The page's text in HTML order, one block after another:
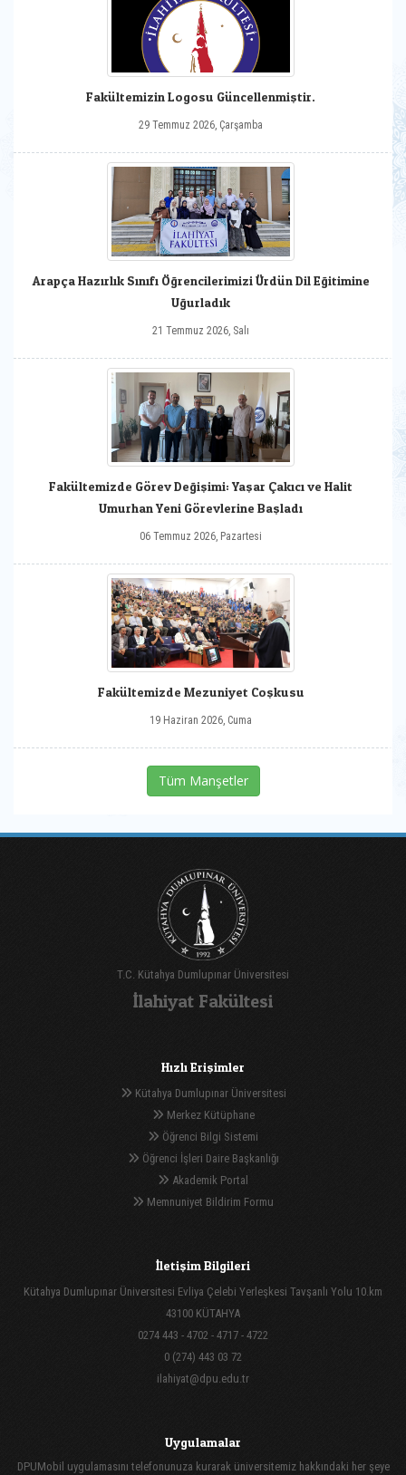
Fakültemizin Logosu Güncellenmiştir.
29 Temmuz 2026, Çarşamba
Arapça Hazırlık Sınıfı Öğrencilerimizi Ürdün Dil Eğitimine
Uğurladık
21 Temmuz 2026, Salı
Fakültemizde Görev Değişimi: Yaşar Çakıcı ve Halit
Umurhan Yeni Görevlerine Başladı
06 Temmuz 2026, Pazartesi
Fakültemizde Mezuniyet Coşkusu
19 Haziran 2026, Cuma
Tüm Manşetler
T.C. Kütahya Dumlupınar Üniversitesi
İlahiyat Fakültesi
Hızlı Erişimler
Kütahya Dumlupınar Üniversitesi
Merkez Kütüphane
Öğrenci Bilgi Sistemi
Öğrenci İşleri Daire Başkanlığı
Akademik Portal
Memnuniyet Bildirim Formu
İletişim Bilgileri
Kütahya Dumlupınar Üniversitesi Evliya Çelebi Yerleşkesi Tavşanlı Yolu 10.km
43100 KÜTAHYA
0274 443 - 4702 - 4717 - 4722
0 (274) 443 03 72
ilahiyat@dpu.edu.tr
Uygulamalar
DPUMobil uygulamasını telefonunuza kurarak üniversitemiz hakkındaki her şeye